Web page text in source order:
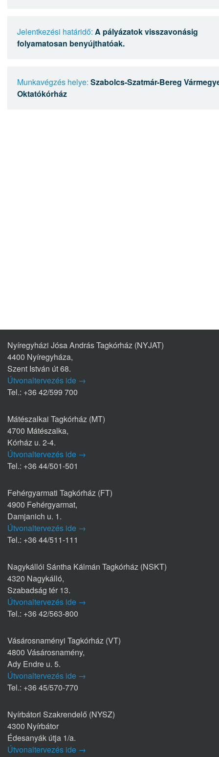
Jelentkezési határidő: A pályázatok visszavonásig
folyamatosan benyújthatóak.
Munkavégzés helye: Szabolcs-Szatmár-Bereg
Oktatókórház
Nyíregyházi Jósa András Tagkórház (NYJAT)
4400 Nyíregyháza,
Szent István út 68.
Útvonaltervezés ide →
Tel.: +36 42/599 700
Mátészalkai Tagkórház (MT)
4700 Mátészalka,
Kórház u. 2-4.
Útvonaltervezés ide →
Tel.: +36 44/501-501
Fehérgyarmati Tagkórház (FT)
4900 Fehérgyarmat,
Damjanich u. 1.
Útvonaltervezés ide →
Tel.: +36 44/511-111
Nagykállói Sántha Kálmán Tagkórház (NSKT)
4320 Nagykálló,
Szabadság tér 13.
Útvonaltervezés ide →
Tel.: +36 42/563-800
Vásárosnaményi Tagkórház (VT)
4800 Vásárosnamény,
Ady Endre u. 5.
Útvonaltervezés ide →
Tel.: +36 45/570-770
Nyírbátori Szakrendelő (NYSZ)
4300 Nyírbátor
Édesanyák útja 1/a.
Útvonaltervezés ide →